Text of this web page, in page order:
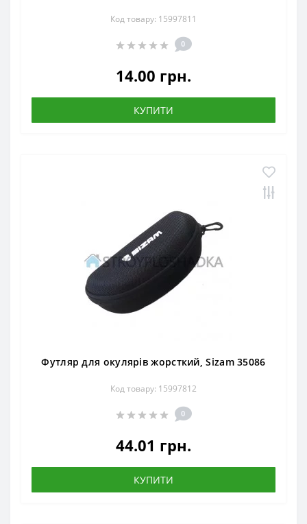
Код товару: 15997811
0
14.00 грн.
КУПИТИ
Футляр для окулярів жорсткий, Sizam 35086
Код товару: 15997812
0
44.01 грн.
КУПИТИ